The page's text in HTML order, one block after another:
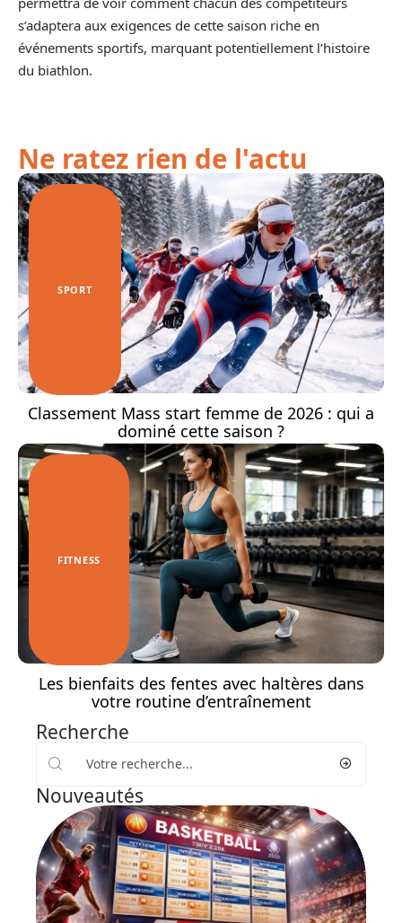
s’adaptera aux exigences de cette saison riche en
événements sportifs, marquant potentiellement l’histoire
du biathlon.
Ne ratez rien de l'actu
SPORT
Classement Mass start femme de 2026 : qui a
dominé cette saison ?
FITNESS
Les bienfaits des fentes avec haltères dans
votre routine d’entraînement
Recherche
Nouveautés